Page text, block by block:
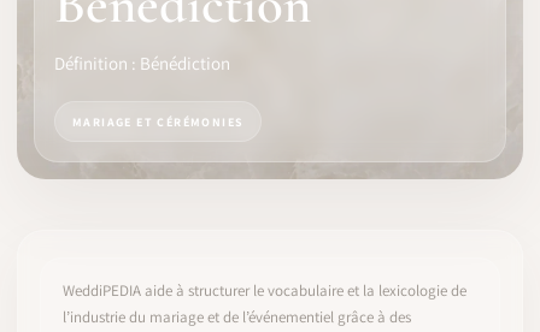
IDENTITÉ PRO
Définition : Bénédiction
MARIAGE ET CÉRÉMONIES
WeddiPEDIA aide à structurer le vocabulaire et la lexicologie de
l’industrie du mariage et de l’événementiel grâce à des